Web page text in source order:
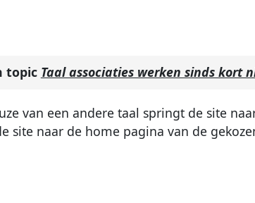
topic Taal associaties werken sinds kort
van een andere taal springt de site
site naar de home pagina van de